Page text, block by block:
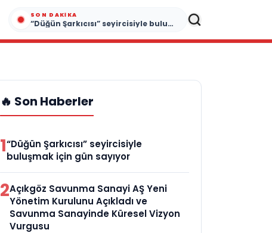
SON DAKIKA
“Düğün Şarkıcısı” seyircisiyle buluşmak için gün sayıyor
🔥 Son Haberler
1“Düğün Şarkıcısı” seyircisiyle
buluşmak için gün sayıyor
2Açıkgöz Savunma Sanayi AŞ Yeni
Yönetim Kurulunu Açıkladı ve
Savunma Sanayinde Küresel Vizyon
Vurgusu